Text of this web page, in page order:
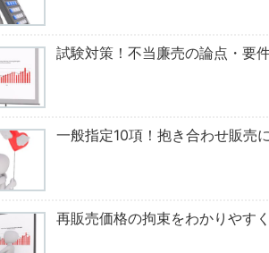
試験対策！不当廉売の論点・要
一般指定10項！抱き合わせ販売
再販売価格の拘束をわかりやす